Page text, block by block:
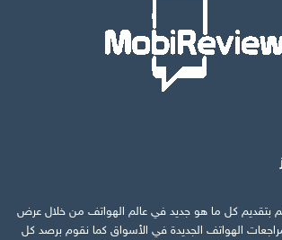
بتقديم كل ما هو جديد في عالم الهواتف من خلال عرض
الهواتف الجديدة في الأسواق كما نقوم برصد كل